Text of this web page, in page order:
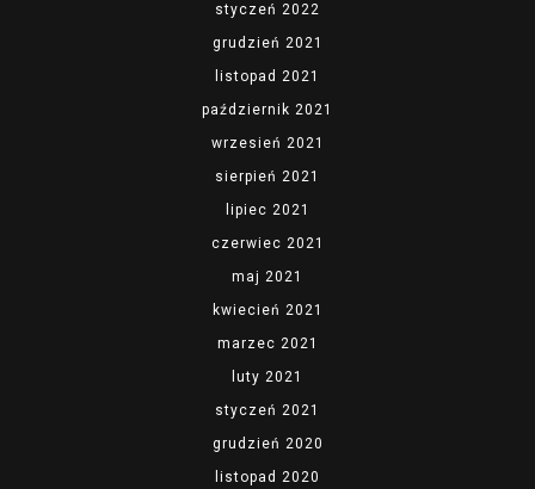
styczeń 2022
grudzień 2021
listopad 2021
październik 2021
wrzesień 2021
sierpień 2021
lipiec 2021
czerwiec 2021
maj 2021
kwiecień 2021
marzec 2021
luty 2021
styczeń 2021
grudzień 2020
listopad 2020